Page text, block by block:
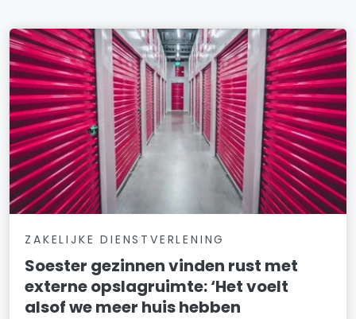
ZAKELIJKE DIENSTVERLENING
Soester gezinnen vinden rust met
externe opslagruimte: ‘Het voelt
alsof we meer huis hebben